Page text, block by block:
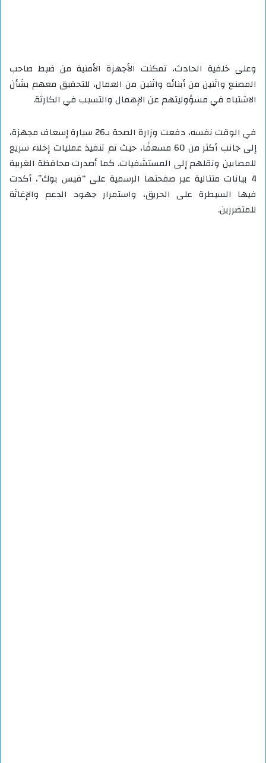
وعلى خلفية الحادث، تمكنت الأجهزة الأمنية من ضبط صاحب
المصنع واثنين من أبنائه واثنين من العمال، للتحقيق معهم بشأن
الاشتباه في مسؤوليتهم عن الإهمال والتسبب في الكارثة.
في الوقت نفسه، دفعت وزارة الصحة بـ26 سيارة إسعاف مجهزة،
إلى جانب أكثر من 60 مسعفًا، حيث تم تنفيذ عمليات إخلاء سريع
للمصابين ونقلهم إلى المستشفيات. كما أصدرت محافظة الغربية
4 بيانات متتالية عبر صفحتها الرسمية على “فيس بوك”، أكدت
فيها السيطرة على الحريق، واستمرار جهود الدعم والإغاثة
للمتضررين.